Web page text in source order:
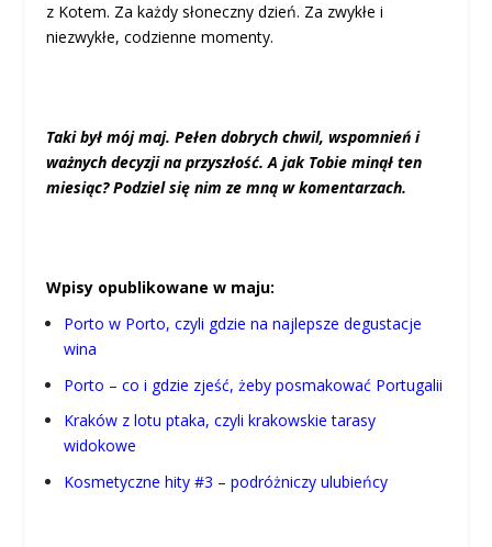
z Kotem. Za każdy słoneczny dzień. Za zwykłe i
niezwykłe, codzienne momenty.
Taki był mój maj. Pełen dobrych chwil, wspomnień i
ważnych decyzji na przyszłość. A jak Tobie minął ten
miesiąc? Podziel się nim ze mną w komentarzach.
Wpisy opublikowane w maju:
Porto w Porto, czyli gdzie na najlepsze degustacje
wina
Porto – co i gdzie zjeść, żeby posmakować Portugalii
Kraków z lotu ptaka, czyli krakowskie tarasy
widokowe
Kosmetyczne hity #3 – podróżniczy ulubieńcy